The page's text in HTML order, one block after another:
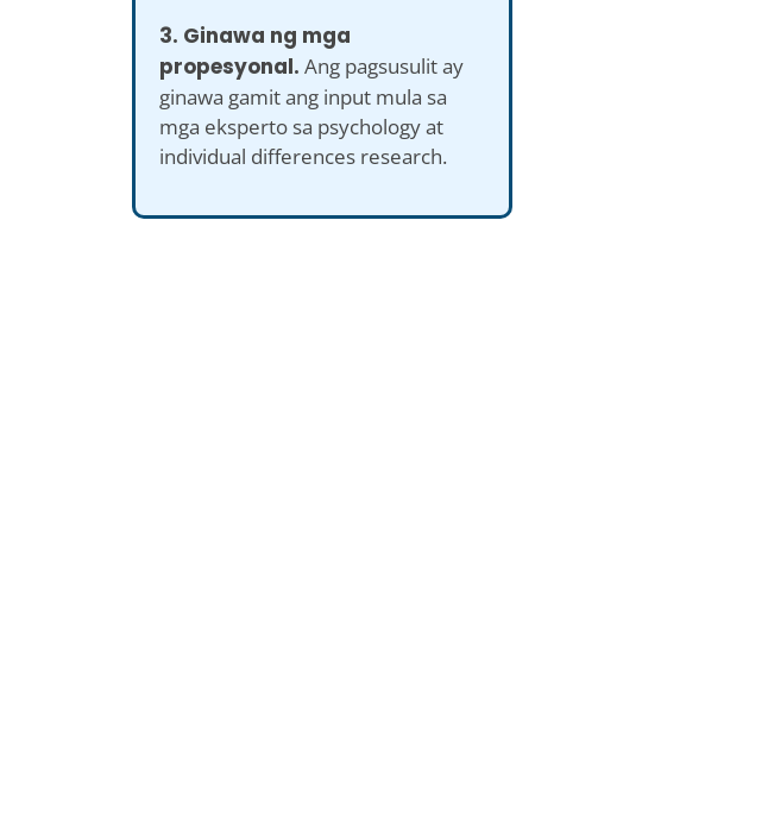
3. Ginawa ng mga
propesyonal. Ang pagsusulit ay
ginawa gamit ang input mula sa
mga eksperto sa psychology at
individual differences research.